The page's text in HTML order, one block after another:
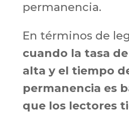
permanencia.
En términos de
cuando la tasa
alta y el tiempo
permanencia es
que los lectores